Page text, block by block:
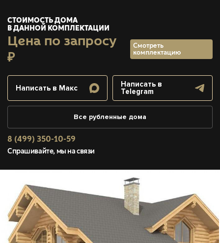
СТОИМОСТЬ ДОМА
В ДАННОЙ КОМПЛЕКТАЦИИ
Цена по запросу
₽
Смотреть
комплектацию
Написать в Макс
Написать в
Telegram
Все рубленные дома
8 (499) 350-10-59
Спрашивайте, мы на связи